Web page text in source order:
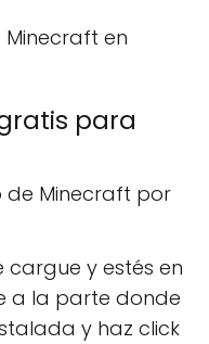
en
para
de Minecraft por
cargue y estés en
a la parte donde
y haz click